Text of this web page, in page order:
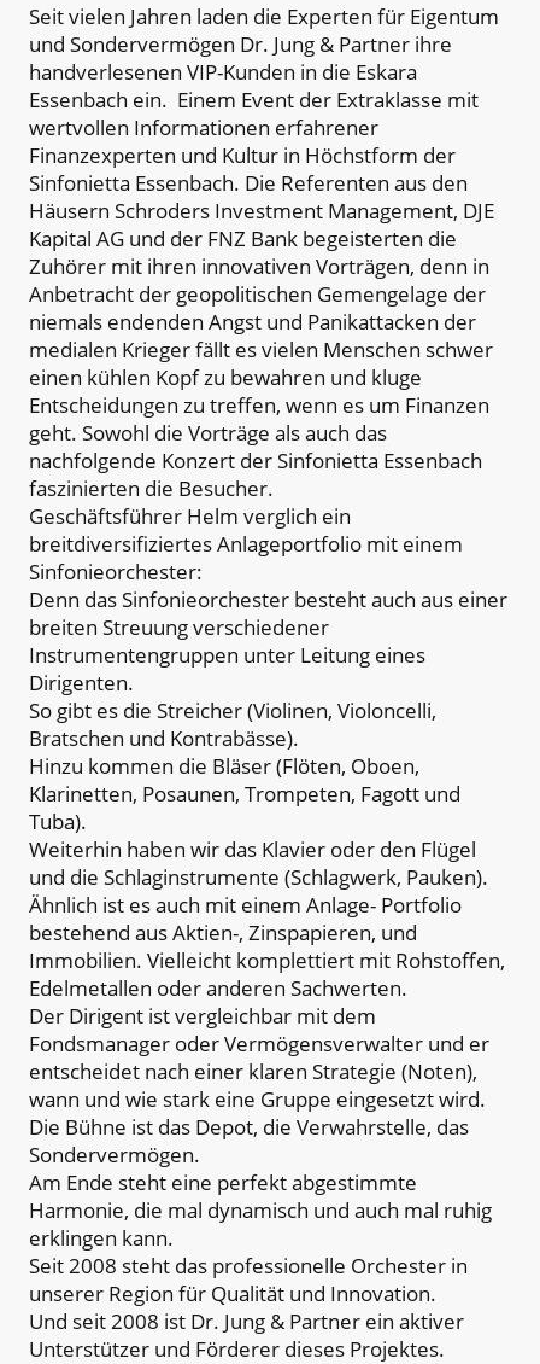
Seit vielen Jahren laden die Experten für Eigentum
und Sondervermögen Dr. Jung & Partner ihre
handverlesenen VIP-Kunden in die Eskara
Essenbach ein. Einem Event der Extraklasse mit
wertvollen Informationen erfahrener
Finanzexperten und Kultur in Höchstform der
Sinfonietta Essenbach. Die Referenten aus den
Häusern Schroders Investment Management, DJE
Kapital AG und der FNZ Bank begeisterten die
Zuhörer mit ihren innovativen Vorträgen, denn in
Anbetracht der geopolitischen Gemengelage der
niemals endenden Angst und Panikattacken der
medialen Krieger fällt es vielen Menschen schwer
einen kühlen Kopf zu bewahren und kluge
Entscheidungen zu treffen, wenn es um Finanzen
geht. Sowohl die Vorträge als auch das
nachfolgende Konzert der Sinfonietta Essenbach
faszinierten die Besucher.
Geschäftsführer Helm verglich ein
breitdiversifiziertes Anlageportfolio mit einem
Sinfonieorchester:
Denn das Sinfonieorchester besteht auch aus einer
breiten Streuung verschiedener
Instrumentengruppen unter Leitung eines
Dirigenten.
So gibt es die Streicher (Violinen, Violoncelli,
Bratschen und Kontrabässe).
Hinzu kommen die Bläser (Flöten, Oboen,
Klarinetten, Posaunen, Trompeten, Fagott und
Tuba).
Weiterhin haben wir das Klavier oder den Flügel
und die Schlaginstrumente (Schlagwerk, Pauken).
Ähnlich ist es auch mit einem Anlage- Portfolio
bestehend aus Aktien-, Zinspapieren, und
Immobilien. Vielleicht komplettiert mit Rohstoffen,
Edelmetallen oder anderen Sachwerten.
Der Dirigent ist vergleichbar mit dem
Fondsmanager oder Vermögensverwalter und er
entscheidet nach einer klaren Strategie (Noten),
wann und wie stark eine Gruppe eingesetzt wird.
Die Bühne ist das Depot, die Verwahrstelle, das
Sondervermögen.
Am Ende steht eine perfekt abgestimmte
Harmonie, die mal dynamisch und auch mal ruhig
erklingen kann.
Seit 2008 steht das professionelle Orchester in
unserer Region für Qualität und Innovation.
Und seit 2008 ist Dr. Jung & Partner ein aktiver
Unterstützer und Förderer dieses Projektes.